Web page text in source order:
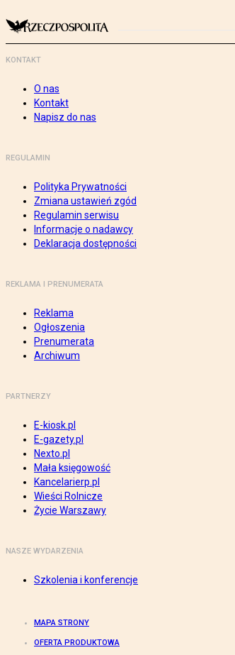
KONTAKT
O nas
Kontakt
Napisz do nas
REGULAMIN
Polityka Prywatności
Zmiana ustawień zgód
Regulamin serwisu
Informacje o nadawcy
Deklaracja dostępności
REKLAMA I PRENUMERATA
Reklama
Ogłoszenia
Prenumerata
Archiwum
PARTNERZY
E-kiosk.pl
E-gazety.pl
Nexto.pl
Mała księgowość
Kancelarierp.pl
Wieści Rolnicze
Życie Warszawy
NASZE WYDARZENIA
Szkolenia i konferencje
MAPA STRONY
OFERTA PRODUKTOWA